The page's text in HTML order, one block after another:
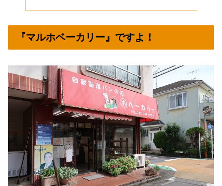
『マルホベーカリー』ですよ！